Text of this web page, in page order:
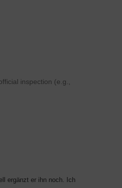
inspection (e.g.,
ergänzt er ihn noch. Ich